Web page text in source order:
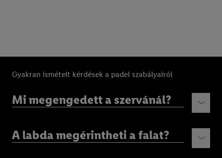
Gyakran ismételt kérdések a padel szabályairól
Mi megengedett a szervánál?
A labda megérintheti a falat?